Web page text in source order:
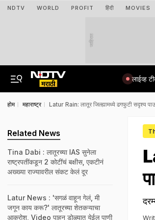
NDTV WORLD PROFIT हिंदी MOVIES
जाहिरात
लाईव्ह
होम महाराष्ट्र Latur Rain: लातूर जिल्ह्यामध्ये ढगफुटी सदृश्य
Related News
Tina Dabi : लातूरच्या IAS सुनेला
राष्ट्रपतींकडून 2 कोटींचं बक्षीस, एकटीनं
अख्ख्या राज्यावरील संकट केलं दूर
Latur News : 'सगळं वाहून गेलं, मी
जगून काय करू?' लातूरच्या शेतकऱ्याचा
आक्रोश, Video पाहून डोळ्यात येईल पाणी